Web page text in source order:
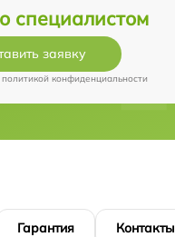
специалистом
заявку
политикой конфиденциальности
Гарантия Контакты